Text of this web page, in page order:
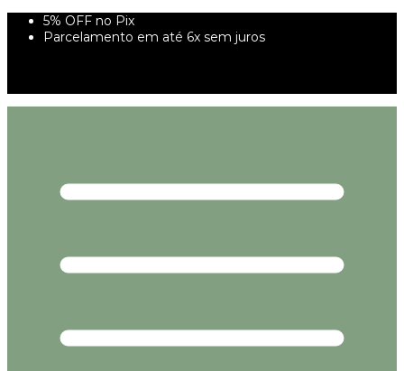
5% OFF no Pix
Parcelamento em até 6x sem juros